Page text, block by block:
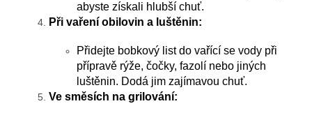
abyste získali hlubší chuť.
Při vaření obilovin a luštěnin:
Přidejte bobkový list do vařící se vody při
přípravě rýže, čočky, fazolí nebo jiných
luštěnin. Dodá jim zajímavou chuť.
Ve směsích na grilování: